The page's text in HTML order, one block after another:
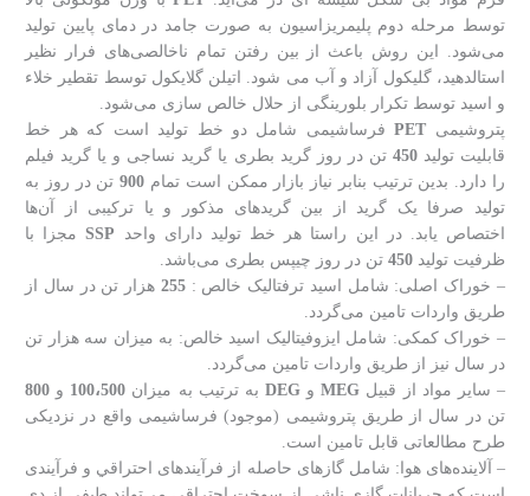
توسط مرحله دوم پلیمریزاسیون به صورت جامد در دمای پایین تولید
می‌شود. این روش باعث از بین رفتن تمام ناخالصی‌های فرار نظیر
استالدهید، گلیکول آزاد و آب می شود. اتیلن گلایکول توسط تقطیر خلاء
و اسید توسط تکرار بلورینگی از حلال خالص سازی می‌شود.
پتروشیمی PET فرساشیمی شامل دو خط تولید است که هر خط
قابلیت تولید450 تن در روز گرید بطری یا گرید نساجی و یا گرید فیلم
را دارد. بدین ترتیب بنابر نیاز بازار ممکن است تمام 900 تن در روز به
تولید صرفا یک گرید از بین گریدهای مذکور و یا ترکیبی از آن‌ها
اختصاص یابد. در این راستا هر خط تولید دارای واحد SSP مجزا با
ظرفیت تولید450 تن در روز چیپس بطری می‌باشد.
– خوراک اصلی: شامل اسید ترفتالیک خالص :255 هزار تن در سال از
طریق واردات تامین می‌گردد.
– خوراک کمکی: شامل ایزوفیتالیک اسید خالص: به میزان سه هزار تن
در سال نیز از طریق واردات تامین می‌گردد.
– سایر مواد از قبیل MEG و DEG به ترتیب به میزان 100،500 و 800
تن در سال از طریق پتروشیمی (موجود) فرساشیمی واقع در نزدیکی
طرح مطالعاتی قابل تامین است.
– آلاینده‌های هوا: شامل گازهای حاصله از فرآیندهای احتراقي و فرآیندی